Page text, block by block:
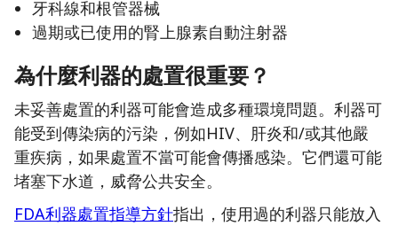
牙科線和根管器械
過期或已使用的腎上腺素自動注射器
為什麼利器的處置很重要？
未妥善處置的利器可能會造成多種環境問題。利器可
能受到傳染病的污染，例如HIV、肝炎和/或其他嚴
重疾病，如果處置不當可能會傳播感染。它們還可能
堵塞下水道，威脅公共安全。
FDA利器處置指導方針指出，使用過的利器只能放入